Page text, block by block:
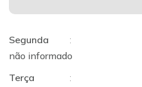
Segunda
:
não informado
Terça
: